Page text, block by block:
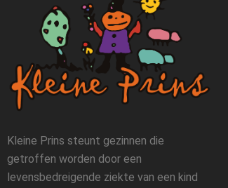
Kleine Prins steunt gezinnen die
getroffen worden door een
levensbedreigende ziekte van een kind